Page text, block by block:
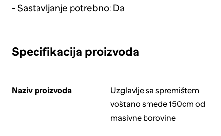
- Sastavljanje potrebno: Da
Specifikacija proizvoda
Naziv proizvoda
Uzglavlje sa spremištem
voštano smeđe 150cm od
masivne borovine